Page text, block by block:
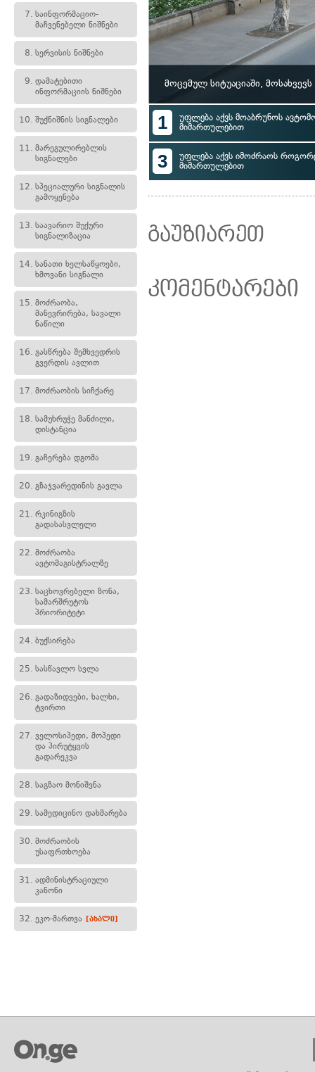
7. საინფორმაციო-
მაჩვენებელი ნიშნები
8. სერვისის ნიშნები
9. დამატებითი
ინფორმაციის ნიშნები
10. შუქნიშნის სიგნალები
11. მარეგულირებლის
სიგნალები
12. სპეციალური სიგნალის
გამოყენება
13. საავარიო შუქური
სიგნალიზაცია
14. სანათი ხელსაწყოები,
ხმოვანი სიგნალი
15. მოძრაობა,
მანევრირება, სავალი
ნაწილი
16. გასწრება შემხვედრის
გვერდის ავლით
17. მოძრაობის სიჩქარე
18. სამუხრუჭე მანძილი,
დისტანცია
19. გაჩერება დგომა
20. გზაჯვარედინის გავლა
21. რკინიგზის
გადასასვლელი
22. მოძრაობა
ავტომაგისტრალზე
23. საცხოვრებელი ზონა,
სამარშრუტოს
პრიორიტეტი
24. ბუქსირება
25. სასწავლო სვლა
26. გადაზიდვები, ხალხი,
ტვირთი
27. ველოსიპედი, მოპედი
და პირუტყვის
გადარეკვა
28. საგზაო მონიშვნა
29. სამედიცინო დახმარება
30. მოძრაობის
უსაფრთხოება
31. ადმინისტრაციული
კანონი
32. ეკო-მართვა [ახალი]
მოცემულ სიტუაციაში,
1
უფლება აქვს მოაბრუნოს
მიმართულებით
3
უფლება აქვს იმოძრაოს
მიმართულებით
გაუზიარეთ
კომენტარები